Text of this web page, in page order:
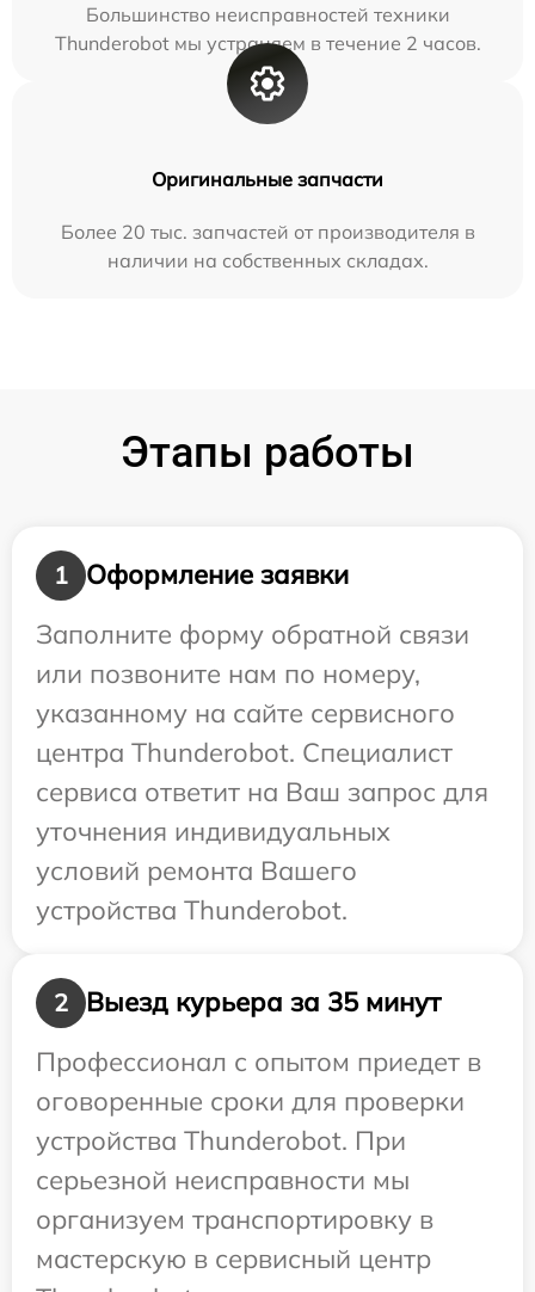
Большинство неисправностей техники
Thunderobot мы устраняем в течение 2 часов.
Оригинальные запчасти
Более 20 тыс. запчастей от производителя в
наличии на собственных складах.
Этапы работы
1
Оформление заявки
Заполните форму обратной связи
или позвоните нам по номеру,
указанному на сайте сервисного
центра Thunderobot. Специалист
сервиса ответит на Ваш запрос для
уточнения индивидуальных
условий ремонта Вашего
устройства Thunderobot.
2
Выезд курьера за 35 минут
Профессионал с опытом приедет в
оговоренные сроки для проверки
устройства Thunderobot. При
серьезной неисправности мы
организуем транспортировку в
мастерскую в сервисный центр